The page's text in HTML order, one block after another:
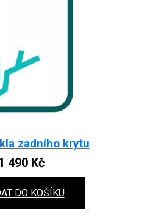
zadního krytu
490 Kč
DO KOŠÍKU